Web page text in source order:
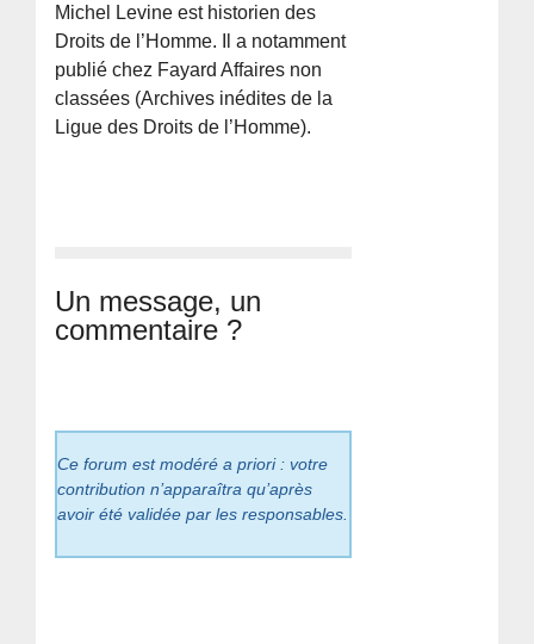
Michel Levine est historien des
Droits de l’Homme. Il a notamment
publié chez Fayard Affaires non
classées (Archives inédites de la
Ligue des Droits de l’Homme).
Un message, un
commentaire ?
Ce forum est modéré a priori : votre
contribution n’apparaîtra qu’après
avoir été validée par les responsables.